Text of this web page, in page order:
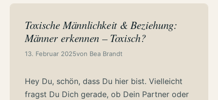
Toxische Männlichkeit & Beziehung:
Männer erkennen – Toxisch?
13. Februar 2025von Bea Brandt
Hey Du, schön, dass Du hier bist. Vielleicht
fragst Du Dich gerade, ob Dein Partner oder